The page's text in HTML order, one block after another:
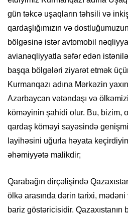
gün təkcə uşaqların təhsili və
qardaşlığımızın və
bölgəsinə istər avtomobil
avianəqliyyatla səfər edən
başqa bölgələri ziyarət etmək
Kurmanqazı adına Mərkəzin
Azərbaycan vətəndaşı və
köməyinin şahidi olur. Bu, bizim,
qardaş köməyi sayəsində
layihəsini uğurla həyata
əhəmiyyətə malikdir;
Qarabağın dirçəlişində
ölkə arasında dərin tarixi,
bariz göstəricisidir.